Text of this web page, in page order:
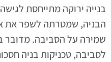
בנייה ירוקה מתייחסת
הבניה, שמטרתה לשפר את
שמירה על הסביבה. מדובר
לסביבה, טכניקות בניה